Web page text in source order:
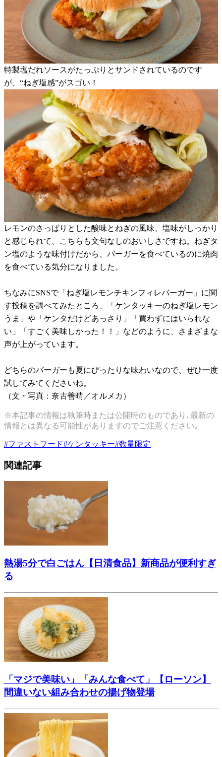
特製塩だれソースがたっぷりとサンドされているのです
が、“ねぎ塩感”がスゴい！
レモンのさっぱりとした酸味とねぎの風味、塩味がしっかり
と感じられて、こちらも文句なしのおいしさですね。ねぎタ
ン塩のような味付けだから、バーガーを食べているのに焼肉
を食べている気分になりました。
ちなみにSNSで「ねぎ塩レモンチキンフィレバーガー」に関
す投稿を調べてみたところ、「ケンタッキーのねぎ塩レモン
うま」や「ケンタだけどあっさり」「買わずにはいられな
い」「すごく美味しかった！！」などのように、さまざまな
声が上がっています。
どちらのバーガーも夏にぴったりな味わいなので、ぜひ一度
試してみてくださいね。
（文・写真：奈古善晴／オルメカ）
※本記事の情報は執筆時または公開時のものであり､最新の
情報とは異なる可能性がありますのでご注意ください｡
#ファストフード#ケンタッキー#数量限定
関連記事
熱湯5分で白ごはん【日清食品】新商品が便利すぎ
る
「マジで美味い」「みんな食べて」【ローソン】
間違いない組み合わせの揚げ物登場